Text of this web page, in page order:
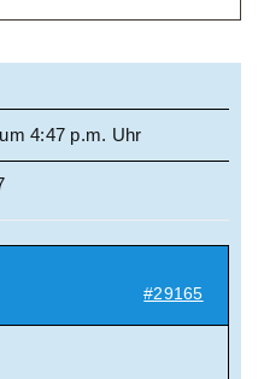
4:47 p.m. Uhr
#29165